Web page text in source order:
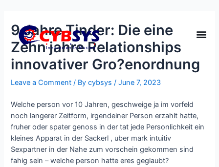
9 Jahre Tinder: Die eine
Zehn jahre Relationships
innovativer Gro?enordnung
Leave a Comment / Bycybsys/June 7, 2023
Welche person vor 10 Jahren, geschweige ja im vorfeld
noch langerer Zeitform, irgendeiner Person erzahlt hatte,
fruher oder spater genoss in der tat jede Personlichkeit ein
kleines Apparat in der Sackerl , uber mark intuitiv
Sexpartner in der Nahe zum vorschein gekommen sind
fahig sein – welche person hatte eres geglaubt?